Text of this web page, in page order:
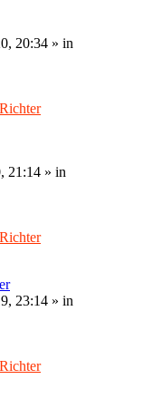
20:34 » in
21:14 » in
23:14 » in